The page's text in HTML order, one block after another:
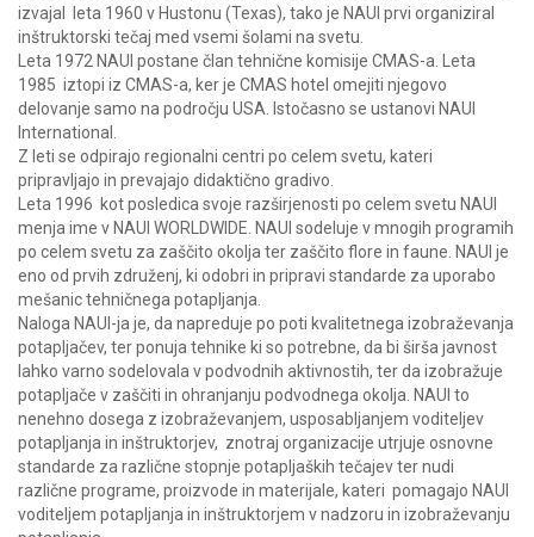
izvajal leta 1960 v Hustonu (Texas), tako je NAUI prvi organiziral
inštruktorski tečaj med vsemi šolami na svetu.
Leta 1972 NAUI postane član tehnične komisije CMAS-a. Leta
1985 iztopi iz CMAS-a, ker je CMAS hotel omejiti njegovo
delovanje samo na področju USA. Istočasno se ustanovi NAUI
International.
Z leti se odpirajo regionalni centri po celem svetu, kateri
pripravljajo in prevajajo didaktično gradivo.
Leta 1996 kot posledica svoje razširjenosti po celem svetu NAUI
menja ime v NAUI WORLDWIDE. NAUI sodeluje v mnogih programih
po celem svetu za zaščito okolja ter zaščito flore in faune. NAUI je
eno od prvih združenj, ki odobri in pripravi standarde za uporabo
mešanic tehničnega potapljanja.
Naloga NAUI-ja je, da napreduje po poti kvalitetnega izobraževanja
potapljačev, ter ponuja tehnike ki so potrebne, da bi širša javnost
lahko varno sodelovala v podvodnih aktivnostih, ter da izobražuje
potapljače v zaščiti in ohranjanju podvodnega okolja. NAUI to
nenehno dosega z izobraževanjem, usposabljanjem voditeljev
potapljanja in inštruktorjev, znotraj organizacije utrjuje osnovne
standarde za različne stopnje potapljaških tečajev ter nudi
različne programe, proizvode in materijale, kateri pomagajo NAUI
voditeljem potapljanja in inštruktorjem v nadzoru in izobraževanju